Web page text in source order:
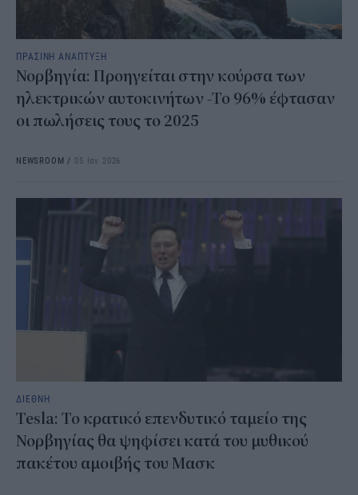
ΠΡΑΣΙΝΗ ΑΝΑΠΤΥΞΗ
Νορβηγία: Προηγείται στην κούρσα των
ηλεκτρικών αυτοκινήτων -Το 96% έφτασαν
οι πωλήσεις τους το 2025
NEWSROOM / 05 Ιαν 2026
ΔΙΕΘΝΗ
Tesla: Το κρατικό επενδυτικό ταμείο της
Νορβηγίας θα ψηφίσει κατά του μυθικού
πακέτου αμοιβής του Μασκ